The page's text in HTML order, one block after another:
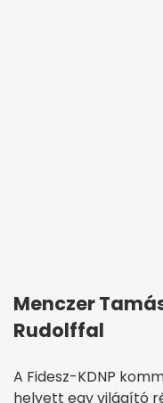
Menczer
Rudolffal
A Fidesz-KDNP
helyett egy világító